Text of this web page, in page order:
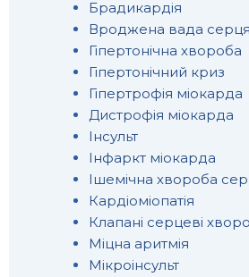
Брадикардія
Вроджена вада серця
Гіпертонічна хвороба
Гіпертонічний криз
Гіпертрофія міокарда
Дистрофія міокарда
Інсульт
Інфаркт міокарда
Ішемічна хвороба
Кардіоміопатія
Клапані серцеві
Міцна аритмія
Мікроінсульт